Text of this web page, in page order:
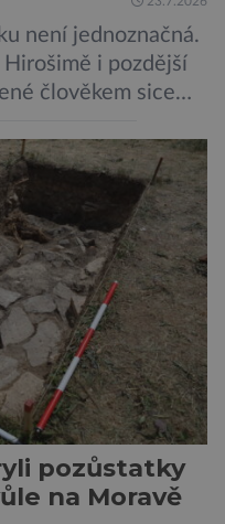
není jednoznačná.
i pozdější
člověkem sice
poškozuje DNA.
nakolik se mutace
na potomstvo. Před
výbuchu
[…]
pozůstatky
na Moravě